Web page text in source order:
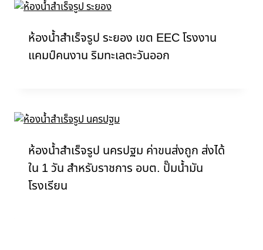
ห้องน้ำสำเร็จรูป ระยอง เขต EEC โรงงาน
แคมป์คนงาน ริมทะเลตะวันออก
ห้องน้ำสำเร็จรูป นครปฐม ค่าขนส่งถูก ส่งได้
ใน 1 วัน สำหรับราชการ อบต. ปั๊มน้ำมัน
โรงเรียน